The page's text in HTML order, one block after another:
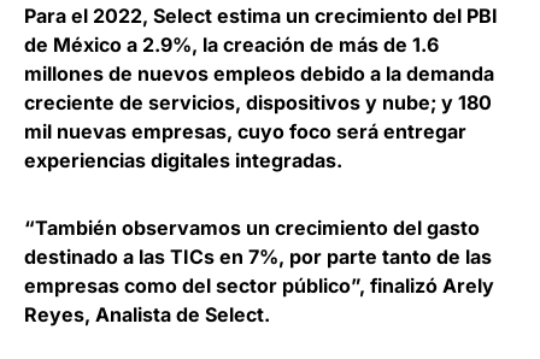
Para el 2022, Select estima un crecimiento del PBI
de México a 2.9%, la creación de más de 1.6
millones de nuevos empleos debido a la demanda
creciente de servicios, dispositivos y nube; y 180
mil nuevas empresas, cuyo foco será entregar
experiencias digitales integradas.
“También observamos un crecimiento del gasto
destinado a las TICs en 7%, por parte tanto de las
empresas como del sector público”, finalizó Arely
Reyes, Analista de Select.